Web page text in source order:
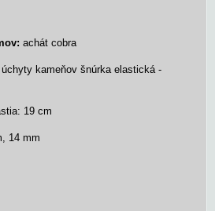
achát cobra
kameňov šnúrka elastická -
19 cm
14 mm